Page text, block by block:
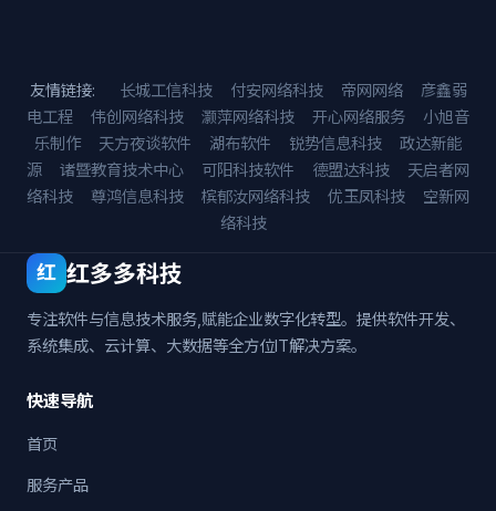
友情链接: 长城工信科技 付安网络科技 帝网网络
彦鑫弱
电工程
伟创网络科技 灏萍网络科技 开心网络服务
小旭音
乐制作
天方夜谈软件 湖布软件 锐势信息科技
政达新能
源
诸暨教育技术中心 可阳科技软件 德盟达科技
天启者网
络科技
尊鸿信息科技 槟郁汝网络科技 优玉凤科技
空新网
络科技
红 红多多科技
专注软件与信息技术服务,赋能企业数字化转型。提供软件开发、
系统集成、云计算、大数据等全方位IT解决方案。
快速导航
首页
服务产品